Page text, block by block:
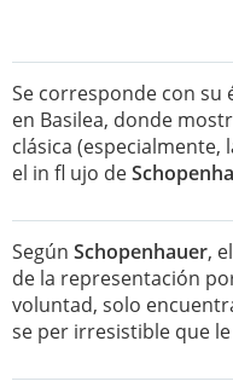
Se corresponde con
en Basilea, donde
clásica (especialmente,
el in fl ujo de
Según Schopenhauer,
de la representación
voluntad, solo
se per irresistible que